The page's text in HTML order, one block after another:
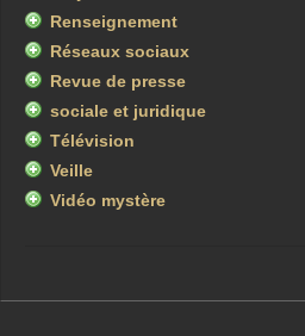
Renseignement
Réseaux sociaux
Revue de presse
sociale et juridique
Télévision
Veille
Vidéo mystère